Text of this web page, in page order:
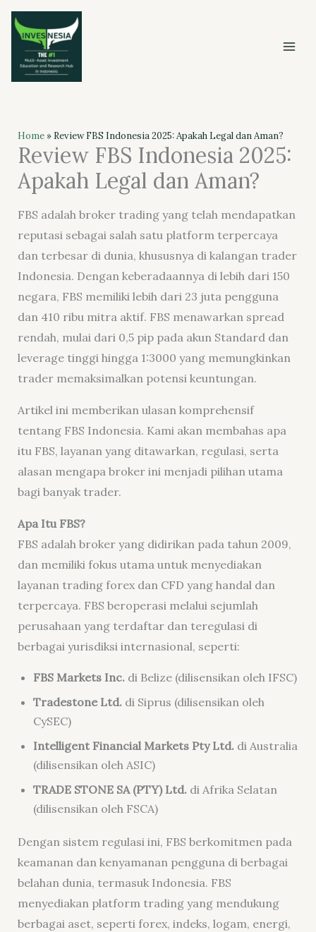
Skip
content
Home» Review FBS Indonesia 2025: Apakah Legal dan Aman?
Review FBS Indonesia 2025:
Apakah Legal dan Aman?
FBS adalah broker trading yang telah mendapatkan
reputasi sebagai salah satu platform terpercaya
dan terbesar di dunia, khususnya di kalangan trader
Indonesia. Dengan keberadaannya di lebih dari 150
negara, FBS memiliki lebih dari 23 juta pengguna
dan 410 ribu mitra aktif. FBS menawarkan spread
rendah, mulai dari 0,5 pip pada akun Standard dan
leverage tinggi hingga 1:3000 yang memungkinkan
trader memaksimalkan potensi keuntungan.
Artikel ini memberikan ulasan komprehensif
tentang FBS Indonesia. Kami akan membahas apa
itu FBS, layanan yang ditawarkan, regulasi, serta
alasan mengapa broker ini menjadi pilihan utama
bagi banyak trader.
Apa Itu FBS?
FBS adalah broker yang didirikan pada tahun 2009,
dan memiliki fokus utama untuk menyediakan
layanan trading forex dan CFD yang handal dan
terpercaya. FBS beroperasi melalui sejumlah
perusahaan yang terdaftar dan teregulasi di
berbagai yurisdiksi internasional, seperti:
FBS Markets Inc.di Belize (dilisensikan oleh IFSC)
Tradestone Ltd.di Siprus (dilisensikan oleh
CySEC)
Intelligent Financial Markets Pty Ltd.di Australia
(dilisensikan oleh ASIC)
TRADE STONE SA (PTY) Ltd.di Afrika Selatan
(dilisensikan oleh FSCA)
Dengan sistem regulasi ini, FBS berkomitmen pada
keamanan dan kenyamanan pengguna di berbagai
belahan dunia, termasuk Indonesia. FBS
menyediakan platform trading yang mendukung
berbagai aset, seperti forex, indeks, logam, energi,